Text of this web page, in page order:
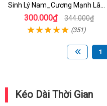
Sinh Lý Nam_Cương Mạnh Lâu
Ra_ Nhập Khẩu Ấn Độ
300.000₫ 344.000₫
(351)
1
Kéo Dài Thời Gian